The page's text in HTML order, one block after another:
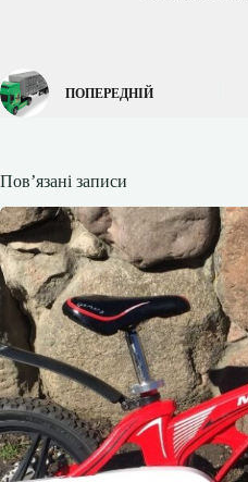
ПОПЕРЕДНІЙ
Пов’язані записи